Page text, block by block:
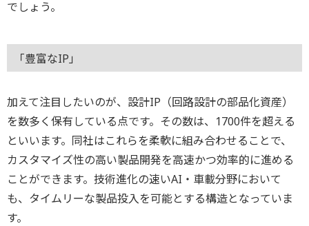
でしょう。
「豊富なIP」
加えて注目したいのが、設計IP（回路設計の部品化資産）
を数多く保有している点です。その数は、1700件を超える
といいます。同社はこれらを柔軟に組み合わせることで、
カスタマイズ性の高い製品開発を高速かつ効率的に進める
ことができます。技術進化の速いAI・車載分野において
も、タイムリーな製品投入を可能とする構造となっていま
す。